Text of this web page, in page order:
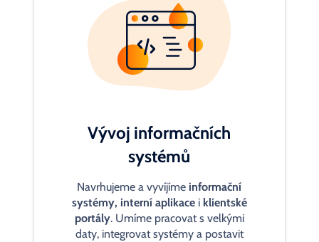
Vývoj informačních
systémů
Navrhujeme a vyvíjíme informační
systémy, interní aplikace i klientské
portály. Umíme pracovat s velkými
daty, integrovat systémy a postavit